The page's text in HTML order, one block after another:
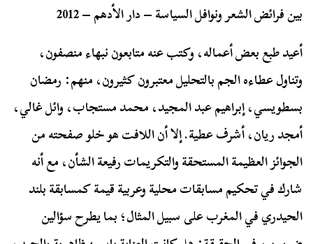
بين فرائض الشعر ونوافل السياسة – دار الأدهم – 2012
أعيد طبع بعض أعماله، وكتب عنه متابعون نبهاء منصفون،
وتناول عطاءه الجم بالتحليل معتبرون كثيرون، منهم: رمضان
بسطويسي، إبراهيم عبد المجيد، محمد مستجاب، وائل غالي،
أمجد ريان، أشرف عطية. إلا أن اللافت هو خلو صفحته من
الجوائز العظيمة المستحقة والتكريمات رفيعة الشأن، مع أنه
شارك في تحكيم مسابقات محلية وعربية قيمة كمسابقة بلند
الحيدري في المغرب على سبيل المثال؛ بما يطرح سؤالين